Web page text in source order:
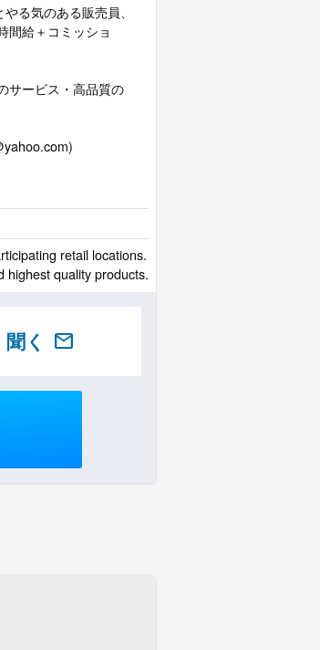
る気のある販売員、
間給＋コミッショ
サービス・高品質の
retail locations.
highest quality products.
く mail